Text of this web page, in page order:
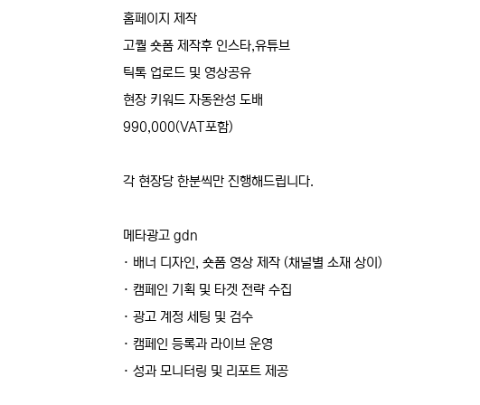
홈페이지 제작
고퀄 숏폼 제작후 인스타,유튜브
틱톡 업로드 및 영상공유
현장 키워드 자동완성 도배
990,000(VAT포함)
각 현장당 한분씩만 진행해드립니다.
메타광고 gdn
· 배너 디자인, 숏폼 영상 제작 (채널별 소재 상이)
· 캠페인 기획 및 타겟 전략 수집
· 광고 계정 세팅 및 검수
· 캠페인 등록과 라이브 운영
· 성과 모니터링 및 리포트 제공